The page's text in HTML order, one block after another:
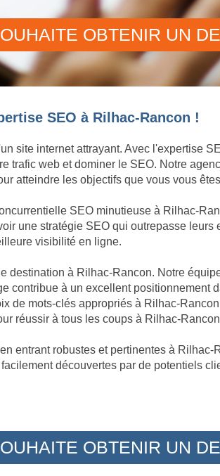
OBTENIR UN
SEO à Rilhac-Rancon !
site internet attrayant. Avec l'expertise
trafic web et dominer le SEO. Notre
atteindre les objectifs que vous vous
SEO minutieuse à Rilhac-
une stratégie SEO qui outrepasse
visibilité en ligne.
destination à Rilhac-Rancon. Notre
contribue à un excellent positionnement
de mots-clés appropriés à Rilhac-
réussir à tous les coups à Rilhac-
entrant robustes et pertinentes à
découvertes par de potentiels
OBTENIR UN